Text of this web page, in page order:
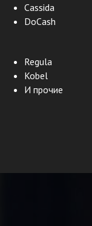
Cassida
DoCash
Regula
Kobel
И прочие